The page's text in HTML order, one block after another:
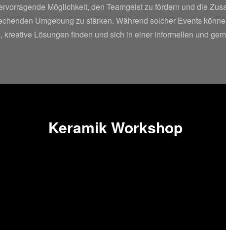
Möglichkeit, den Teamgeist zu fördern und die
Umgebung zu stärken. Während solcher Events
Lösungen finden und sich in einer informellen und
Keramik Workshop